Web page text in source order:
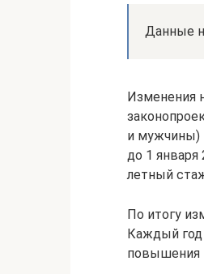
Данные
Изменения
и мужчины)
до 1 января
летный
По итогу
Каждый год
повышения